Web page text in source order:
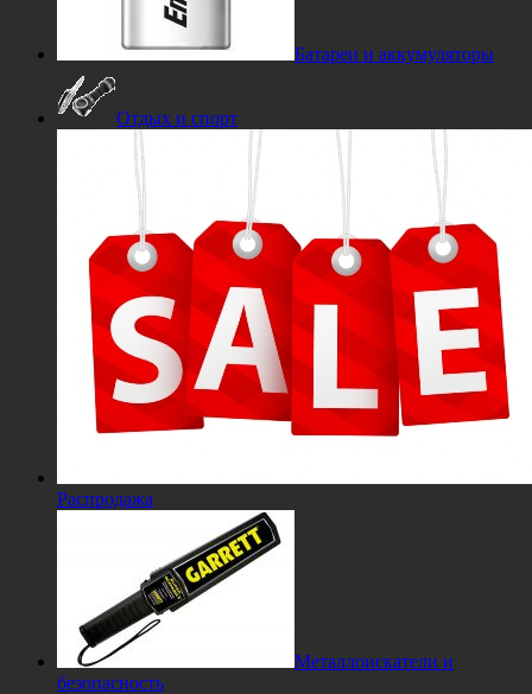
Батареи и аккумуляторы
Отдых и спорт
Распродажа
Металлоискатели и
безопасность